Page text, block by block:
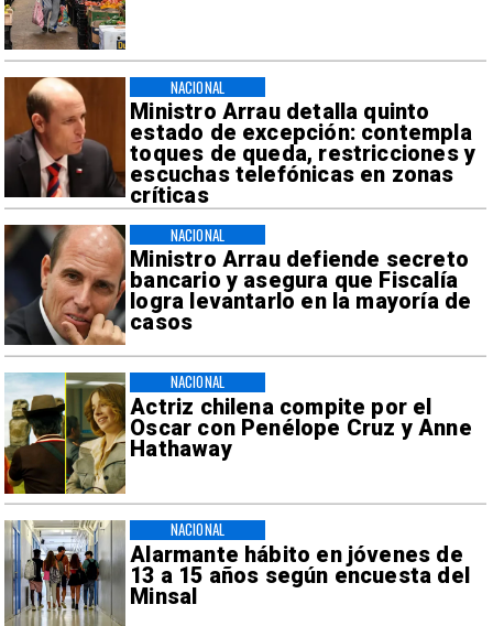
Ministro Arrau detalla quinto
estado de excepción: contempla
toques de queda, restricciones y
escuchas telefónicas en zonas
críticas
NACIONAL
Ministro Arrau defiende secreto
bancario y asegura que Fiscalía
logra levantarlo en la mayoría de
casos
NACIONAL
Actriz chilena compite por el
Oscar con Penélope Cruz y Anne
Hathaway
NACIONAL
Alarmante hábito en jóvenes de
13 a 15 años según encuesta del
Minsal
NACIONAL